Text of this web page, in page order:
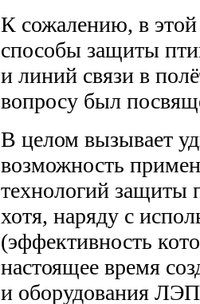
К сожалению, в этой
способы защиты
и линий связи в
вопросу был
В целом вызывает
возможность
технологий защиты
хотя, наряду с
(эффективность
настоящее время
и оборудования